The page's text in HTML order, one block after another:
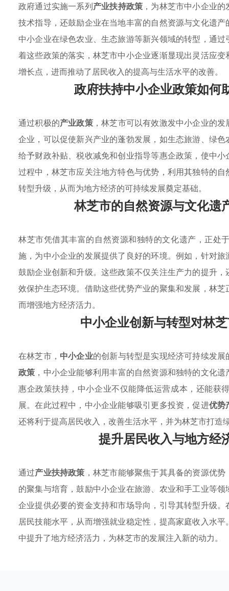
政府通过实施一系列产业扶持政策 ，为林芝市中小企业
技术指导，还鼓励企业在当地丰富的自然资源与文化遗
中小企业在绿色农业、生态旅游等新兴领域的转型，通
着这些政策的落实，林芝市中小企业逐渐显现出灵活应
增长点，进而推动了居民收入的提高与生活水平的改善。
政府扶持中小企业政策如何
通过积极的产业政策，林芝市可以有效激发中小企业的
企业，可以促使新兴产业的蓬勃发展，如生态旅游、绿
给予财政补贴、税收减免和创业指导等惠企政策，使中
过程中，林芝市应关注地方特色与优势，利用其独特的
转型升级，从而为地方经济的可持续发展奠定基础。
林芝市的自然资源与文化遗
林芝市凭借其丰富的自然资源和独特的文化遗产，正处
施，为中小企业的发展提供了良好的环境。例如，针对
鼓励企业创新和升级。这些政策不仅关注生产力的提升
效保护生态环境。借助这些优势产业的聚集和发展，林
而增强地方经济活力。
中小企业创新与转型对林
在林芝市， 中小企业的创新与转型是实现经济可持续发
政策 ，中小企业能够利用丰富的自然资源和独特的文化
惠企政策扶持，中小企业不仅能降低运营成本，还能获
展。在此过程中，中小企业能够吸引更多投资，促进优势
还将利于提高居民收入，改善生活水平，并为林芝市打造
提升居民收入与地方经
通过产业扶持政策 ，林芝市能够聚焦于其具备的资源优
的聚集与培育，鼓励中小企业在旅游、农业和手工业等
企业提供必要的资金支持和市场导向，引导其转型升级
居民技能水平，从而增强就业稳定性，提高家庭收入水
中提升了地方经济活力，为林芝市的发展注入新的动力。